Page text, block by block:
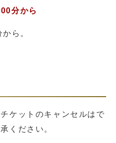
分から
ら。
ケットのキャンセルはで
ください。